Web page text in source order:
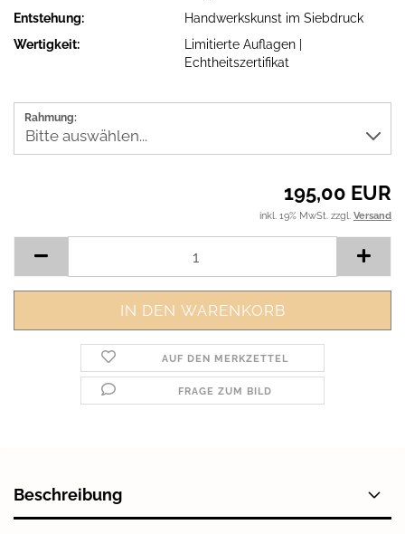
Entstehung:
Handwerkskunst im Siebdruck
Wertigkeit:
Limitierte Auflagen |
Echtheitszertifikat
Rahmung:
195,00 EUR
inkl. 19% MwSt. zzgl. Versand
AUF DEN MERKZETTEL
FRAGE ZUM BILD
Beschreibung